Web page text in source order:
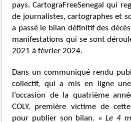
pays. CartograFreeSenegal qui
de journalistes, cartographes et
a passé le bilan définitif des
manifestations qui se sont
2021 à février 2024.
Dans un communiqué rendu
collectif, qui a mis en ligne
l’occasion de la quatrième
COLY, première victime de
pour publier son bilan. « Le 4